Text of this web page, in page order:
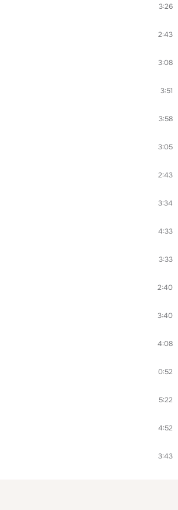
3:26
2:43
3:08
3:51
3:58
3:05
2:43
3:34
4:33
3:33
2:40
3:40
4:08
0:52
5:22
4:52
3:43